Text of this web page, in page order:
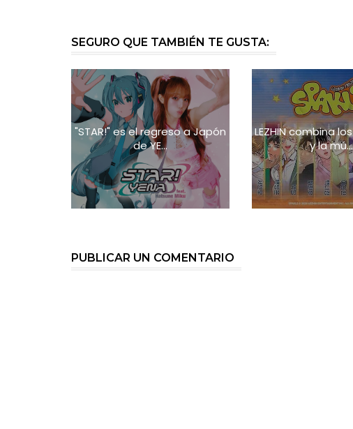
SEGURO QUE TAMBIÉN TE GUSTA:
"STAR!" es el regreso a Japón
de YE...
LEZHIN combina
y la mú...
PUBLICAR UN COMENTARIO